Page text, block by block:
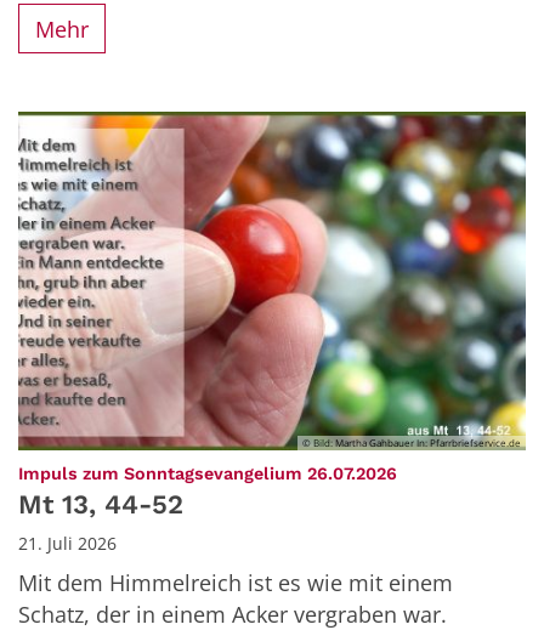
Mehr
© Bild: Martha Gahbauer In: Pfarrbriefservice.de
Impuls zum Sonntagsevangelium 26.07.2026
Mt 13, 44-52
21. Juli 2026
Mit dem Himmelreich ist es wie mit einem
Schatz, der in einem Acker vergraben war.